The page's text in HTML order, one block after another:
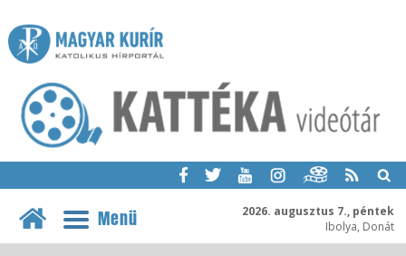
2026. augusztus 7., péntek
Ibolya, Donát
Menü